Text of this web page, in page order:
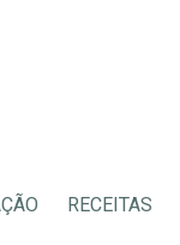
RECEITAS